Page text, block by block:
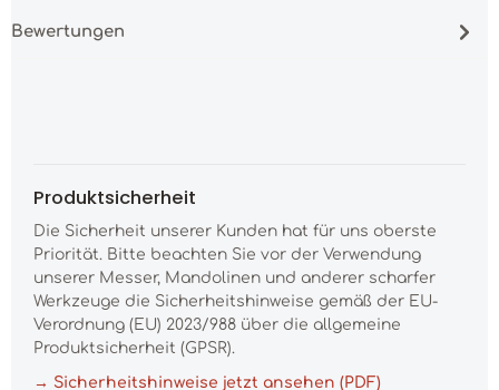
Bewertungen
Produktsicherheit
Die Sicherheit unserer Kunden hat für uns oberste
Priorität. Bitte beachten Sie vor der Verwendung
unserer Messer, Mandolinen und anderer scharfer
Werkzeuge die Sicherheitshinweise gemäß der EU-
Verordnung (EU) 2023/988 über die allgemeine
Produktsicherheit (GPSR).
→ Sicherheitshinweise jetzt ansehen (PDF)